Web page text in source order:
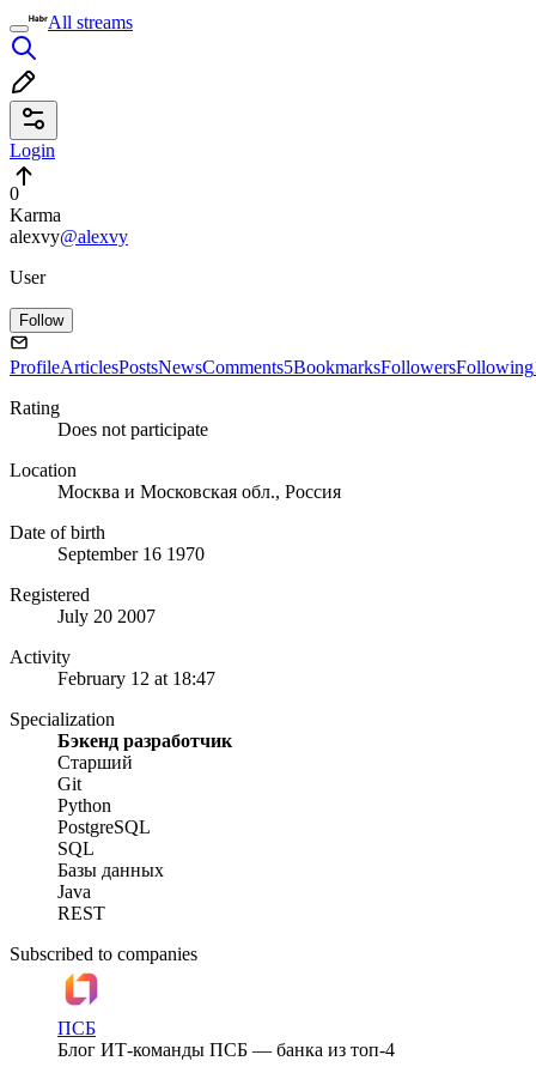
All streams
Login
0
Karma
alexvy@alexvy
User
Follow
ProfileArticlesPostsNewsComments5BookmarksFollowersFollowing
Rating
Does not participate
Location
Москва и Московская обл., Россия
Date of birth
September 16 1970
Registered
July 20 2007
Activity
February 12 at 18:47
Specialization
Бэкенд разработчик
Старший
Git
Python
PostgreSQL
SQL
Базы данных
Java
REST
Subscribed to companies
ПСБ
Блог ИТ-команды ПСБ — банка из топ-4